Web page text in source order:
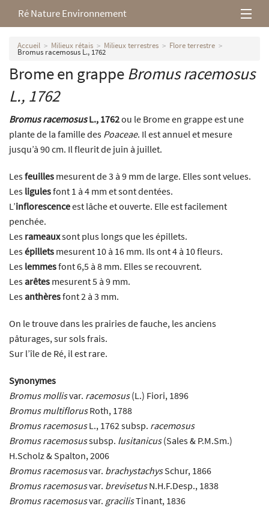
Ré Nature Environnement
L’association
Milieux rétais
Nos parutions
Accueil Milieux rétais Milieux terrestres Flore terrestre
Bromus racemosus L., 1762
Brome en grappe Bromus racemosus
L., 1762
Bromus racemosusL., 1762ou le Brome en grappe est une
plante de la famille des Poaceae. Il est annuel et mesure
jusqu’à 90 cm. Il fleurit de juin à juillet.
Lesfeuilles mesurent de 3 à 9 mm de large. Elles sont velues.
Les ligulesfont 1 à 4 mm et sont dentées.
L’inflorescenceest lâche et ouverte. Elle est facilement
penchée.
Les rameauxsont plus longs que les épillets.
Lesépillets mesurent 10 à 16 mm. Ils ont 4 à 10 fleurs.
Les lemmesfont 6,5 à 8 mm. Elles se recouvrent.
Les arêtes mesurent 5 à 9 mm.
Les anthèresfont 2 à 3 mm.
On le trouve dans les prairies de fauche, les anciens
pâturages, sur sols frais.
Sur l’île de Ré, il est rare.
Synonymes
Bromus mollisvar. racemosus(L.) Fiori, 1896
Bromus multiflorusRoth, 1788
Bromus racemosusL., 1762 subsp. racemosus
Bromus racemosussubsp. lusitanicus(Sales & P.M.Sm.)
H.Scholz & Spalton, 2006
Bromus racemosusvar. brachystachysSchur, 1866
Bromus racemosusvar. brevisetusN.H.F.Desp., 1838
Bromus racemosusvar. gracilisTinant, 1836